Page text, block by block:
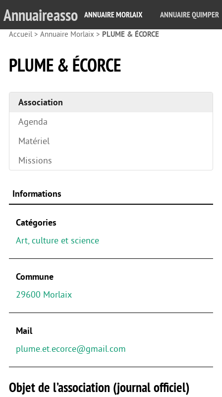
Annuaireasso ANNUAIRE MORLAIX ANNUAIRE QUIMPER
Accueil> Annuaire Morlaix > PLUME & ÉCORCE
PLUME & ÉCORCE
Association
Agenda
Matériel
Missions
Informations
Catégories
Art, culture et science
Commune
29600 Morlaix
Mail
plume.et.ecorce@gmail.com
Objet de l’association (journal officiel)